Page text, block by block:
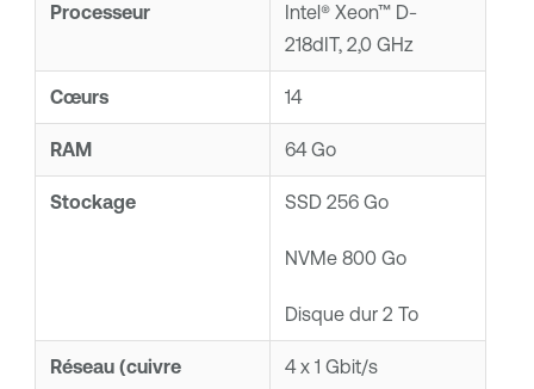
Processeur
Intel® Xeon™ D-
218dIT, 2,0 GHz
Cœurs 14
RAM 64 Go
Stockage SSD 256 Go
NVMe 800 Go
Disque dur 2 To
Réseau (cuivre
4 x 1 Gbit/s